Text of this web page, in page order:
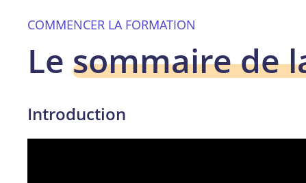
COMMENCER LA FORMATION
Le sommaire de
Introduction